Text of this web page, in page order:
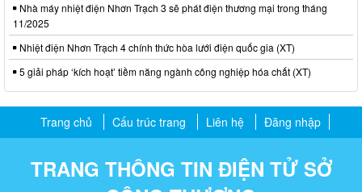
Nhà máy nhiệt điện Nhơn Trạch 3 sẽ phát điện thương mại trong tháng
11/2025
Nhiệt điện Nhơn Trạch 4 chính thức hòa lưới điện quốc gia (XT)
5 giải pháp ‘kích hoạt’ tiềm năng ngành công nghiệp hóa chất (XT)
Trang chủ Cấu trúc trang Liên hệ Đăng nhập
TRANG THÔNG TIN ĐIỆN TỬ SỞ